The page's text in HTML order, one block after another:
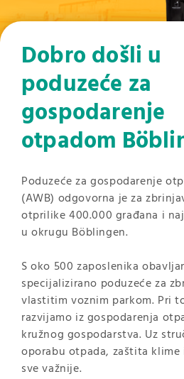
Dobro došli u
poduzeće za
gospodarenje
otpadom
Poduzeće za gospodarenje
(AWB) odgovorna je za
otprilike 400.000 građana i
u okrugu Böblingen.
S oko 500 zaposlenika
specijalizirano poduzeće za
vlastitim voznim parkom. Pri
razvijamo iz gospodarenja
kružnog gospodarstva. Uz
oporabu otpada, zaštita
sve važnije.